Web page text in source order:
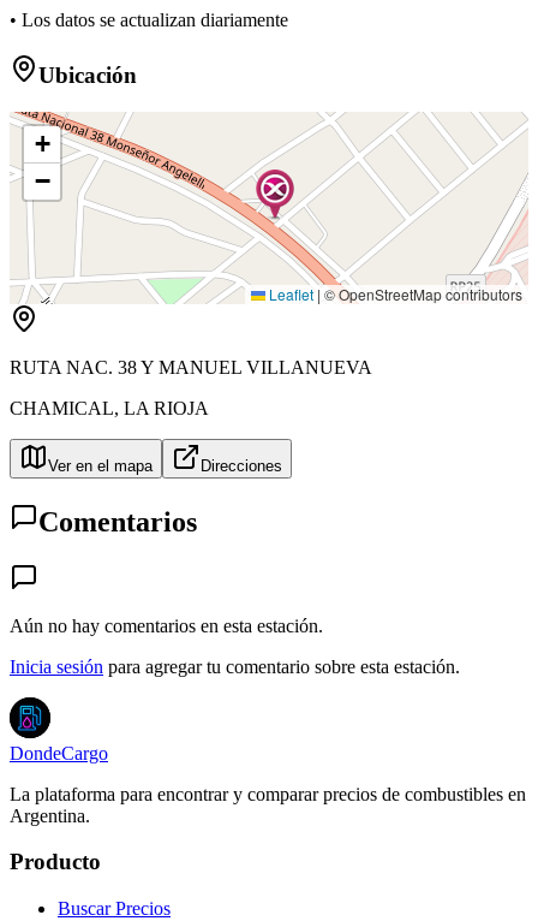
• Los datos se actualizan diariamente
Ubicación
+
−
Leaflet | © OpenStreetMap contributors
RUTA NAC. 38 Y MANUEL VILLANUEVA
CHAMICAL, LA RIOJA
Ver en el mapa Direcciones
Comentarios
Aún no hay comentarios en esta estación.
Inicia sesión para agregar tu comentario sobre esta estación.
DondeCargo
La plataforma para encontrar y comparar precios de combustibles en
Argentina.
Producto
Buscar Precios